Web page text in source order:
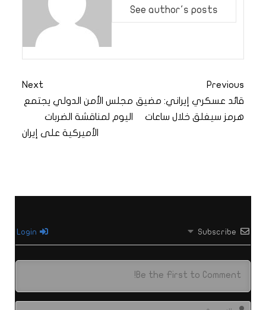
See author's posts
Previous
قائد عسكري إيراني: مضيق
هرمز سيغلق خلال ساعات
Next
مجلس الأمن الدولي يجتمع
اليوم لمناقشة الضربات
الأميركية على إيران
Subscribe